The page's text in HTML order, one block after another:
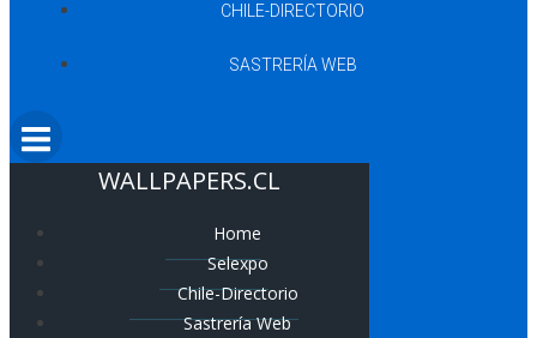
CHILE-DIRECTORIO
SASTRERÍA WEB
WALLPAPERS.CL
Home
Selexpo
Chile-Directorio
Sastrería Web